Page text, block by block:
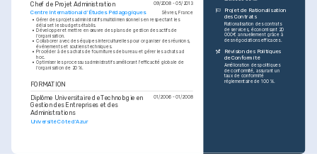
Chef de Projet Administration 09/2008 - 05/2013
Centre International d'Études Pédagogiques Sèvres, France
• Gérer des projets administratifs multidimensionnels en respectant les
délais et les budgets établis.
• Développer et mettre en œuvre des plans de gestion des actifs de
l'organisation.
• Collaborer avec des équipes interculturelles pour organiser des réunions,
événements et soutiens techniques.
• Procéder à des achats de fournitures de bureau et gérer les achats ad
hoc.
• Optimiser les processus administratifs améliorant l'efficacité globale de
l'organisation de 20 %.
FORMATION
Diplôme Universitaire de Technologie en
Gestion des Entreprises et des
Administrations
01/2006 - 01/2008
Université Côte d'Azur
Projet de Rationalisation
des Contrats
Rationalisation des contrats
de services, économisant 20
000 € annuellement grâce à
des négociations efficaces.
Révision des Politiques
de Conformité
Amélioration des politiques
de conformité, assurant un
taux de conformité
réglementaire de 100 %.